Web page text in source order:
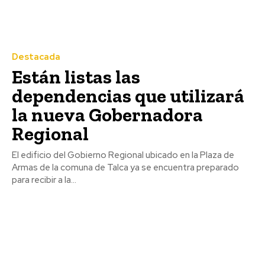
Destacada
Están listas las
dependencias que utilizará
la nueva Gobernadora
Regional
El edificio del Gobierno Regional ubicado en la Plaza de
Armas de la comuna de Talca ya se encuentra preparado
para recibir a la...